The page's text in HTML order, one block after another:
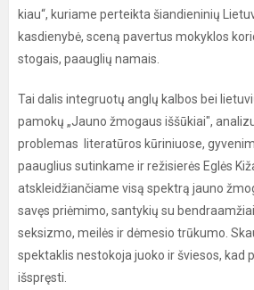
kiau“, kuriame perteikta šiandieninių
kasdienybė, sceną pavertus mokyklos
stogais, paauglių namais.
Tai dalis integruotų anglų kalbos bei
pamokų „Jauno žmogaus iššūkiai",
problemas literatūros kūriniuose,
paauglius sutinkame ir režisierės Eglės
atskleidžiančiame visą spektrą jauno
savęs priėmimo, santykių su
seksizmo, meilės ir dėmesio trūkumo.
spektaklis nestokoja juoko ir šviesos, kad
išspręsti.